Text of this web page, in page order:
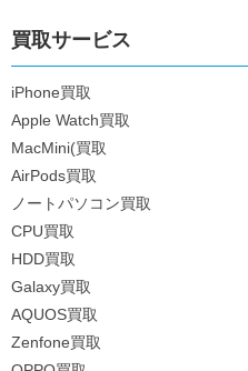
買取サービス
iPhone買取
Apple Watch買取
MacMini(買取
AirPods買取
ノートパソコン買取
CPU買取
HDD買取
Galaxy買取
AQUOS買取
Zenfone買取